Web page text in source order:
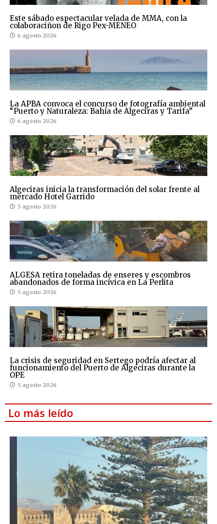
Este sábado espectacular velada de MMA, con la
colaboraciñon de Rigo Pex-MENEO
6 agosto 2026
La APBA convoca el concurso de fotografía ambiental
“Puerto y Naturaleza: Bahía de Algeciras y Tarifa”
6 agosto 2026
Algeciras inicia la transformación del solar frente al
mercado Hotel Garrido
5 agosto 2026
ALGESA retira toneladas de enseres y escombros
abandonados de forma incívica en La Perlita
5 agosto 2026
La crisis de seguridad en Sertego podría afectar al
funcionamiento del Puerto de Algeciras durante la
OPE
5 agosto 2026
Lo más leído